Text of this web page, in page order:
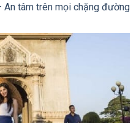
An tâm trên mọi chặng đường